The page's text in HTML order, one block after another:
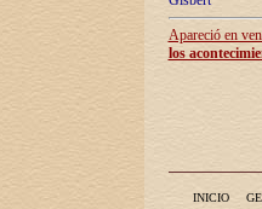
Apareció en
los
INICIO